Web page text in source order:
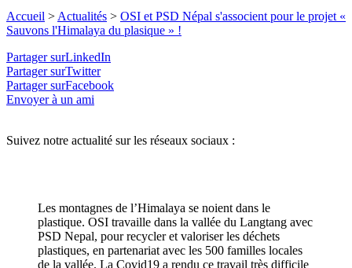
Accueil > Actualités > OSI et PSD Népal s'associent pour le projet «
Sauvons l'Himalaya du plasique » !
Partager surLinkedIn
Partager surTwitter
Partager surFacebook
Envoyer à un ami
Suivez notre actualité sur les réseaux sociaux :
Les montagnes de l’Himalaya se noient dans le
plastique. OSI travaille dans la vallée du Langtang avec
PSD Nepal, pour recycler et valoriser les déchets
plastiques, en partenariat avec les 500 familles locales
de la vallée. La Covid19 a rendu ce travail très difficile